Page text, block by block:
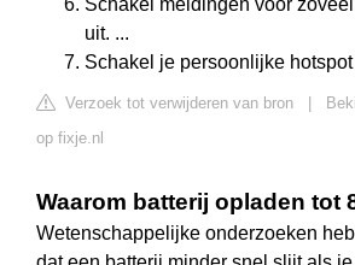
Schakel meldingen voor
uit. ...
Schakel je persoonlijke hotspot
Verzoek tot verwijderen van bron
op fixje.nl
Waarom batterij opladen tot
Wetenschappelijke onderzoeken